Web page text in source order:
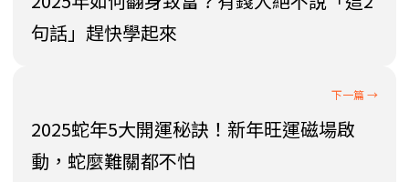
句話」趕快學起來
2025蛇年5大開運秘訣！新年旺運磁場啟
動，蛇麼難關都不怕